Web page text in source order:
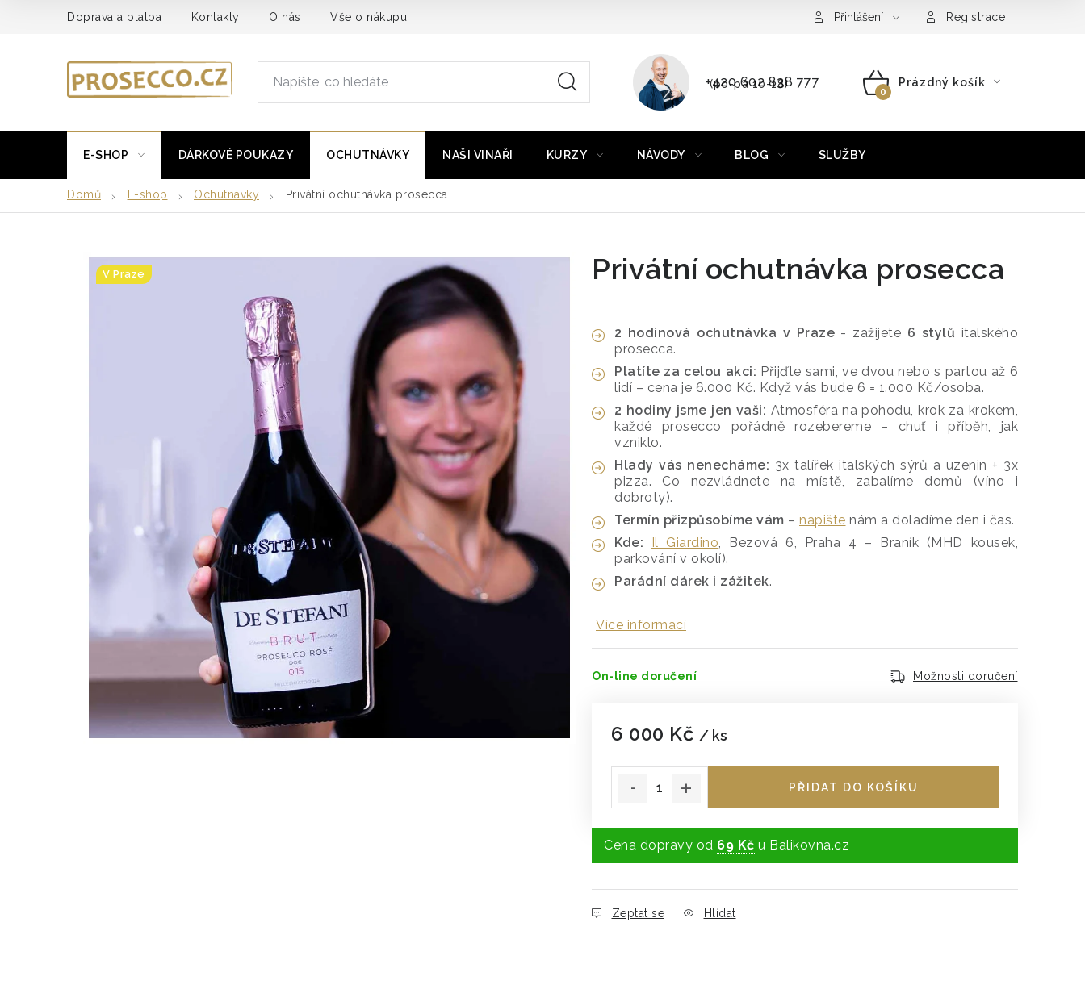
Doprava a platba Kontakty O nás Vše o nákupu Přihlášení Registrace
+420 602 838 777
(po-pá 10-18)
NÁKUPNÍ
Prázdný košík
E-SHOP DÁRKOVÉ POUKAZY OCHUTNÁVKY NAŠI VINAŘI KURZY NÁVODY BLOG SLUŽBY
Domů E-shop Ochutnávky Privátní ochutnávka prosecca
Privátní ochutnávka prosecca
2 hodinová ochutnávka v Praze - zažijete 6 stylů italského
prosecca.
Platíte za celou akci: Přijďte sami, ve dvou nebo s partou až 6
lidí – cena je 6.000 Kč. Když vás bude 6 = 1.000 Kč/osoba.
2 hodiny jsme jen vaši: Atmosféra na pohodu, krok za krokem,
každé prosecco pořádně rozebereme – chuť i příběh, jak
vzniklo.
Hlady vás nenecháme: 3x talířek italských sýrů a uzenin + 3x
pizza. Co nezvládnete na místě, zabalíme domů (víno i
dobroty).
Termín přizpůsobíme vám – napište nám a doladíme den i čas.
Kde:
Il Giardino, Bezová 6, Praha 4 – Braník (MHD kousek,
parkování v okolí).
Parádní dárek i zážitek.
Více informací
On-line doručení Možnosti doručení
6 000 Kč / ks
PŘIDAT DO KOŠÍKU
Cena dopravy od 69 Kč u Balikovna.cz
Zeptat se Hlídat
V Praze